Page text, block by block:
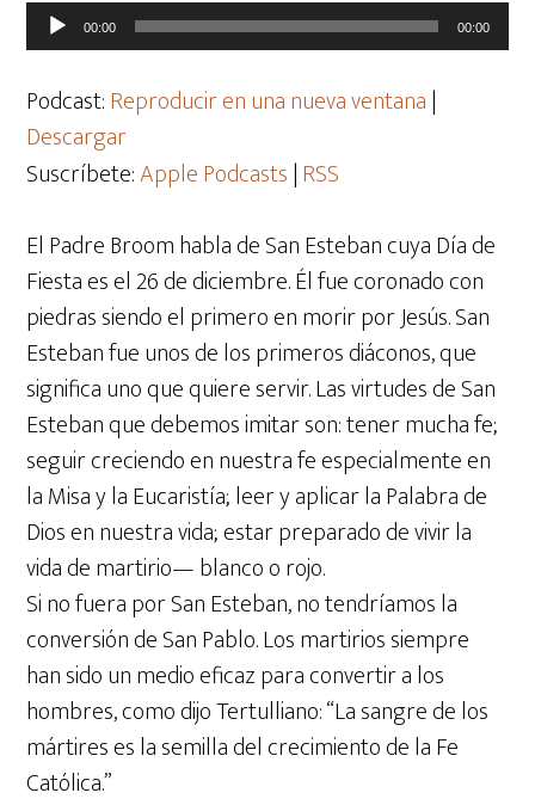
Reproductor
de
audio
00:00 00:00
Podcast:Reproducir en una nueva ventana|
Descargar
Suscríbete:Apple Podcasts|RSS
El Padre Broom habla de San Esteban cuya Día de
Fiesta es el 26 de diciembre. Él fue coronado con
piedras siendo el primero en morir por Jesús. San
Esteban fue unos de los primeros diáconos, que
significa uno que quiere servir. Las virtudes de San
Esteban que debemos imitar son: tener mucha fe;
seguir creciendo en nuestra fe especialmente en
la Misa y la Eucaristía; leer y aplicar la Palabra de
Dios en nuestra vida; estar preparado de vivir la
vida de martirio— blanco o rojo.
Si no fuera por San Esteban, no tendríamos la
conversión de San Pablo. Los martirios siempre
han sido un medio eficaz para convertir a los
hombres, como dijo Tertulliano: “La sangre de los
mártires es la semilla del crecimiento de la Fe
Católica.”